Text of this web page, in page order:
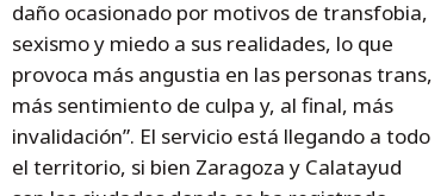
daño ocasionado por motivos de transfobia,
sexismo y miedo a sus realidades, lo que
provoca más angustia en las personas trans,
más sentimiento de culpa y, al final, más
invalidación”. El servicio está llegando a todo
el territorio, si bien Zaragoza y Calatayud